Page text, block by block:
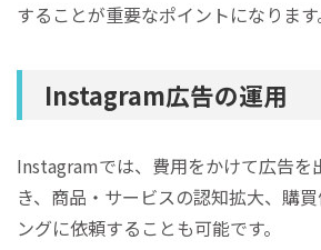
することが重要なポイントになります
Instagram広告の運用
Instagramでは、費用をかけて広告を
き、商品・サービスの認知拡大、購
ングに依頼することも可能です。